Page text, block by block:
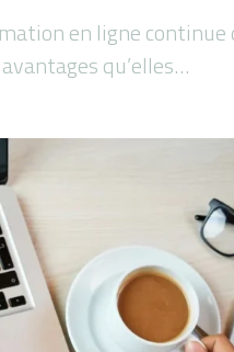
en ligne continue
qu’elles…